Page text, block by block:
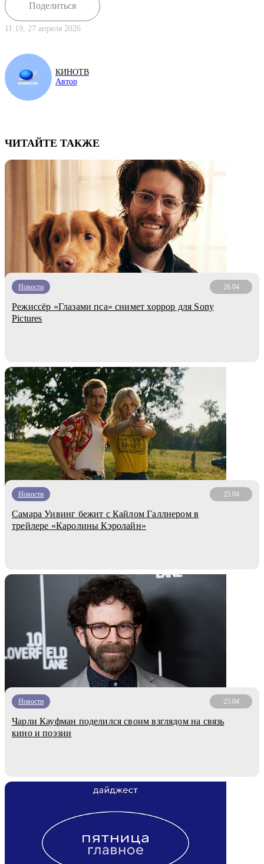
Поделиться
11:19, 27 апреля 2026
КИНОТВ
Автор
ЧИТАЙТЕ ТАКЖЕ
Новости 26.04
Режиссёр «Глазами пса» снимет хоррор для Sony
Pictures
Новости 25.04
Самара Уивинг бежит с Кайлом Галлнером в
трейлере «Каролины Кэролайн»
Новости 25.04
Чарли Кауфман поделился своим взглядом на связь
кино и поэзии